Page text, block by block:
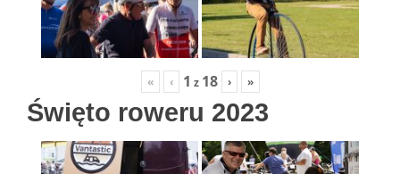
« ‹ 1 z 18 › »
Święto roweru 2023